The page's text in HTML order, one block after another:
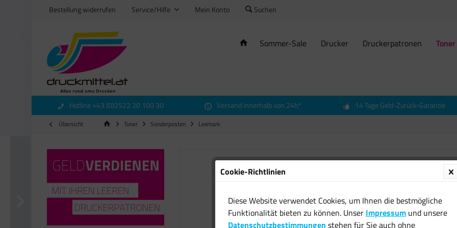
Bestellung widerrufen Service/Hilfe Mein Konto Suchen
Sommer-Sale Drucker Druckerpatronen Toner
Hotline +43 (0)2522 20 100 30 Versand innerhalb von 24h* 14 Tage Geld-Zurück-Garantie
Übersicht Toner Sonderposten Lexmark
Cookie-Richtlinien
Diese Website verwendet Cookies, um Ihnen die bestmögliche
Funktionalität bieten zu können. Unser Impressum und unsere
Datenschutzbestimmungen stehen für Sie auch ohne